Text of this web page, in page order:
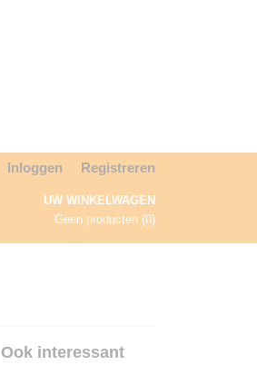
Inloggen Registreren
UW WINKELWAGEN
Geen producten (0)
Ook interessant